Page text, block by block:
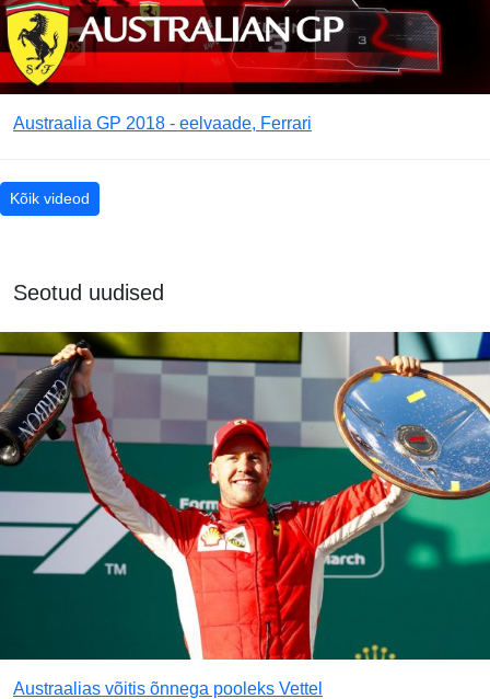
Austraalia GP 2018 - eelvaade, Ferrari
Kõik videod
Seotud uudised
Austraalias võitis õnnega pooleks Vettel